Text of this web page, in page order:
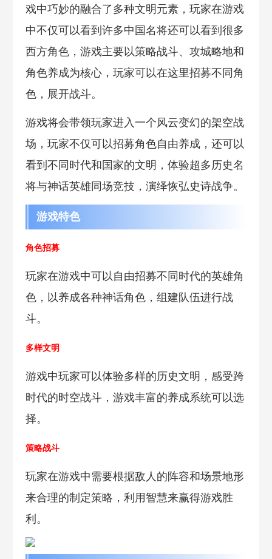
戏中巧妙的融合了多种文明元素，玩家在游戏
中不仅可以看到许多中国名将还可以看到很多
西方角色，游戏主要以策略战斗、攻城略地和
角色养成为核心，玩家可以在这里招募不同角
色，展开战斗。
游戏将会带领玩家进入一个风云变幻的架空战
场，玩家不仅可以招募角色自由养成，还可以
看到不同时代和国家的文明，体验超多历史名
将与神话英雄同场竞技，演绎恢弘史诗战争。
游戏特色
角色招募
玩家在游戏中可以自由招募不同时代的英雄角
色，以养成各种神话角色，组建队伍进行战
斗。
多样文明
游戏中玩家可以体验多样的历史文明，感受跨
时代的时空战斗，游戏丰富的养成系统可以选
择。
策略战斗
玩家在游戏中需要根据敌人的阵容和场景地形
来合理的制定策略，利用智慧来赢得游戏胜
利。